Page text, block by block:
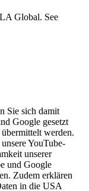
Global. See
Sie sich damit
Google gesetzt
werden.
YouTube-
unserer
und Google
Zudem erklären
in die USA